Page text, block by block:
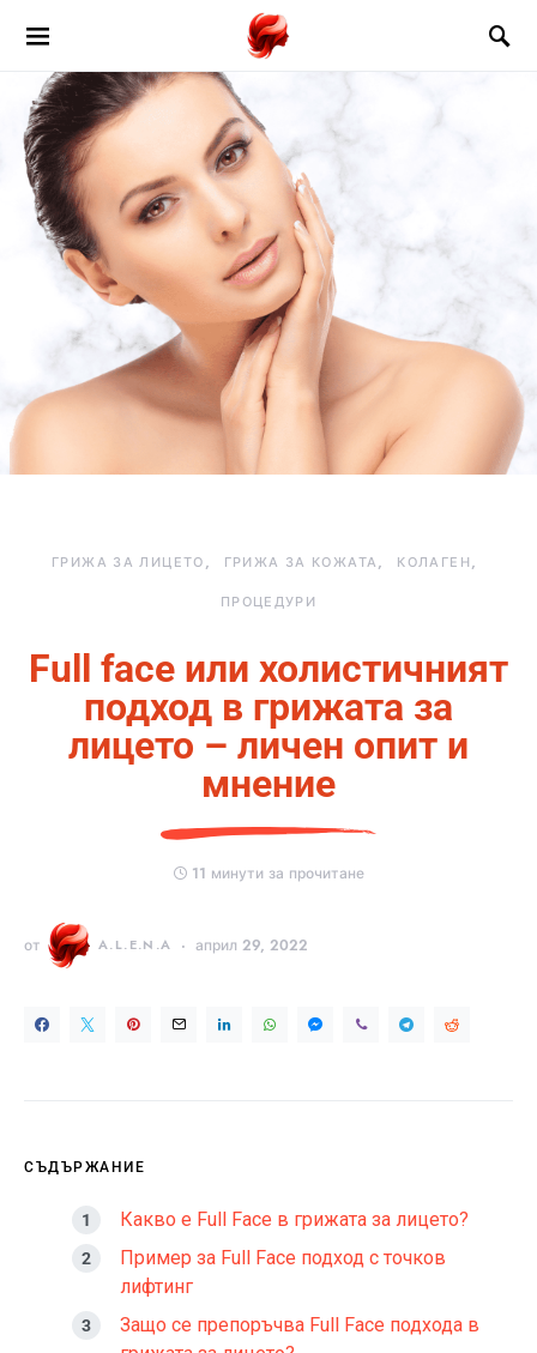
ГРИЖА ЗА ЛИЦЕТО ГРИЖА ЗА КОЖАТА КОЛАГЕН
ПРОЦЕДУРИ
Full face или холистичният
подход в грижата за
лицето – личен опит и
мнение
11 минути за прочитане
от A.L.E.N.A април 29, 2022
СЪДЪРЖАНИЕ
Какво е Full Face в грижата за лицето?
Пример за Full Face подход с точков
лифтинг
Защо се препоръчва Full Face подхода в